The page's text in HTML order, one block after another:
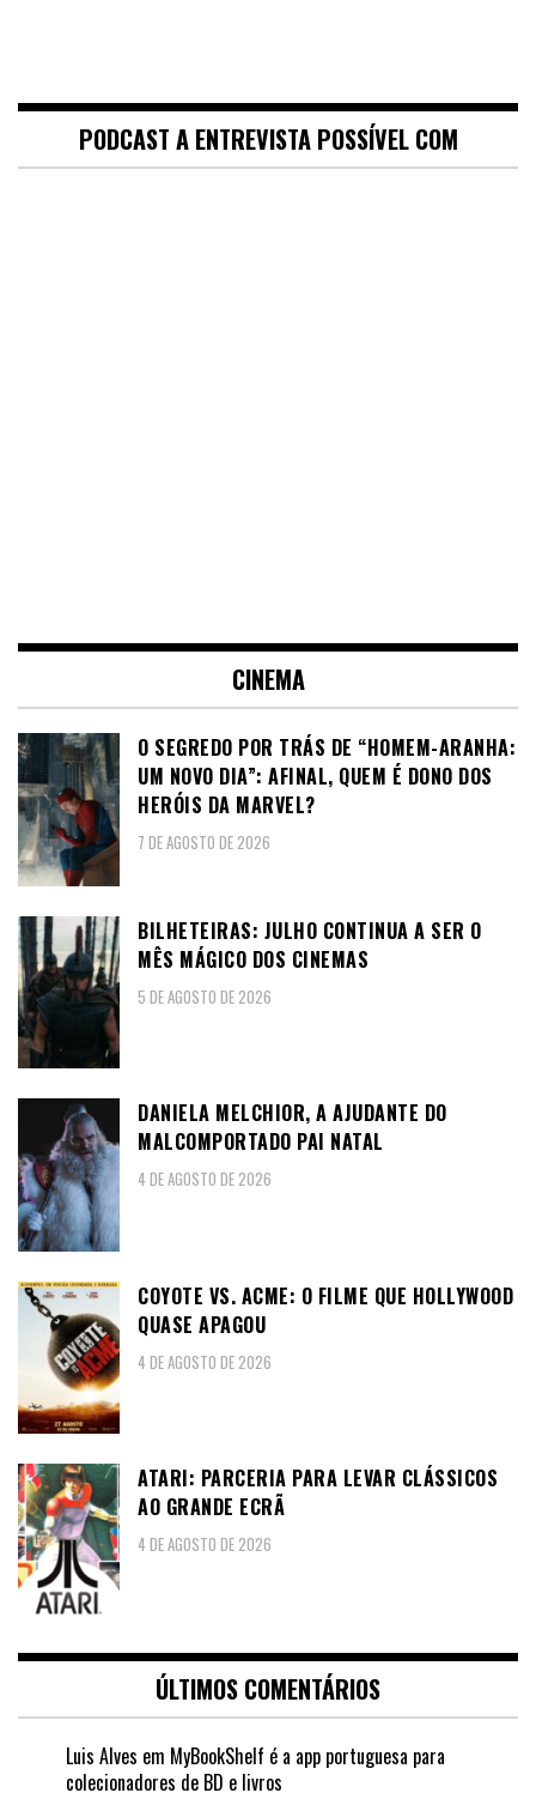
PODCAST A ENTREVISTA POSSÍVEL COM
CINEMA
O SEGREDO POR TRÁS DE “HOMEM-ARANHA:
UM NOVO DIA”: AFINAL, QUEM É DONO DOS
HERÓIS DA MARVEL?
7 DE AGOSTO DE 2026
BILHETEIRAS: JULHO CONTINUA A SER O
MÊS MÁGICO DOS CINEMAS
5 DE AGOSTO DE 2026
DANIELA MELCHIOR, A AJUDANTE DO
MALCOMPORTADO PAI NATAL
4 DE AGOSTO DE 2026
COYOTE VS. ACME: O FILME QUE HOLLYWOOD
QUASE APAGOU
4 DE AGOSTO DE 2026
ATARI: PARCERIA PARA LEVAR CLÁSSICOS
AO GRANDE ECRÃ
4 DE AGOSTO DE 2026
ÚLTIMOS COMENTÁRIOS
Luis Alves em MyBookShelf é a app portuguesa para
colecionadores de BD e livros